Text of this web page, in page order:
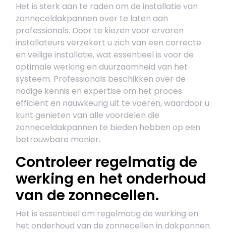
Het is sterk aan te raden om de installatie van
zonneceldakpannen over te laten aan
professionals. Door te kiezen voor ervaren
installateurs verzekert u zich van een correcte
en veilige installatie, wat essentieel is voor de
optimale werking en duurzaamheid van het
systeem. Professionals beschikken over de
nodige kennis en expertise om het proces
efficiënt en nauwkeurig uit te voeren, waardoor u
kunt genieten van alle voordelen die
zonneceldakpannen te bieden hebben op een
betrouwbare manier.
Controleer regelmatig de
werking en het onderhoud
van de zonnecellen.
Het is essentieel om regelmatig de werking en
het onderhoud van de zonnecellen in dakpannen